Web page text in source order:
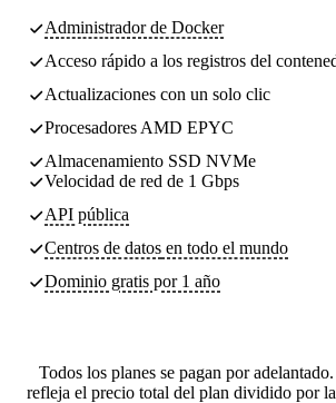
Administrador de Docker
Acceso rápido a los registros del
Actualizaciones con un solo clic
Procesadores AMD EPYC
Almacenamiento SSD NVMe
Velocidad de red de 1 Gbps
API pública
Centros de datos en todo el mundo
Dominio gratis por 1 año
Todos los planes se pagan por
refleja el precio total del plan dividido por la